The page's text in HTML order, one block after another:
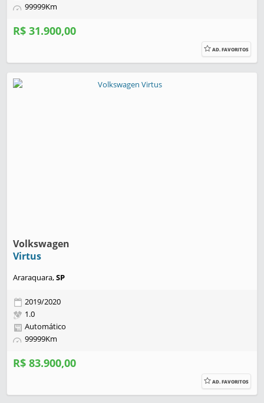
99999Km
R$ 31.900,00
AD. FAVORITOS
Volkswagen
Virtus
Araraquara,SP
2019/2020
1.0
Automático
99999Km
R$ 83.900,00
AD. FAVORITOS